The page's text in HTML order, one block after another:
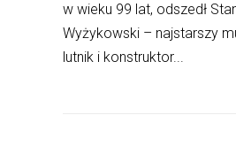
w wieku 99 lat, odszedł
Wyżykowski – najstarszy
lutnik i konstruktor...